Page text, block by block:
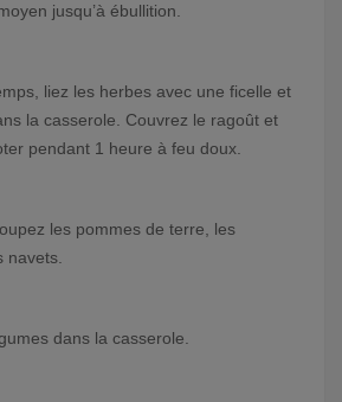
jusqu’à ébullition.
liez les herbes avec une ficelle et
la casserole. Couvrez le ragoût et
pendant 1 heure à feu doux.
les pommes de terre, les
navets.
dans la casserole.